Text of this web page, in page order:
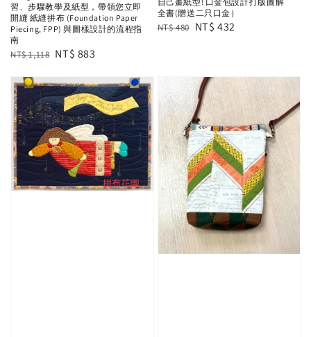
習、步驟教學及紙型，帶領您立即
開縫 紙縫拼布 (Foundation Paper
Piecing, FPP) 與圖樣設計的流程指
南
Regular
NT$ 1,118 Sale
NT$ 883
全書(贈送二只口金）
Regular
NT$ 480 Sale
NT$ 432